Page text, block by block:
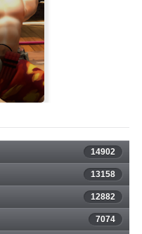
D-Day
14902
13158
12882
7074